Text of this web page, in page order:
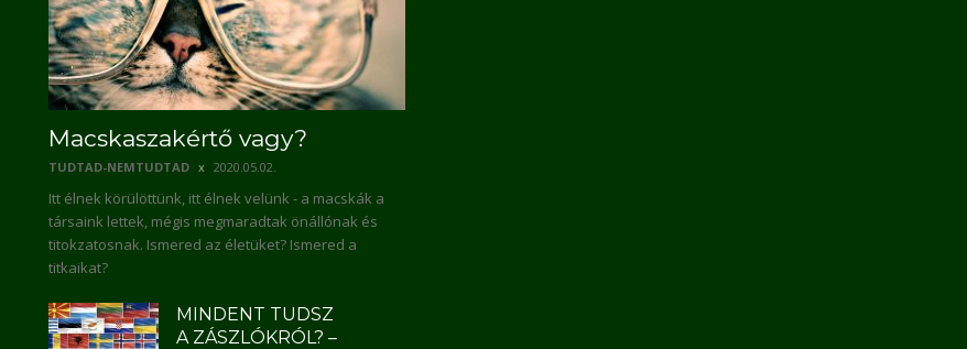
Macskaszakértő vagy?
TUDTAD-NEMTUDTAD 2020.05.02.
Itt élnek körülöttünk, itt élnek velünk - a macskák a
társaink lettek, mégis megmaradtak önállónak és
titokzatosnak. Ismered az életüket? Ismered a
titkaikat?
MINDENT TUDSZ
A ZÁSZLÓKRÓL? –